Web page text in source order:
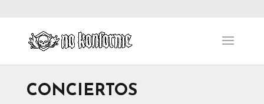
CONCIERTOS